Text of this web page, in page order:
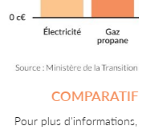
L’ÉNERGIE
à votre disposition pour